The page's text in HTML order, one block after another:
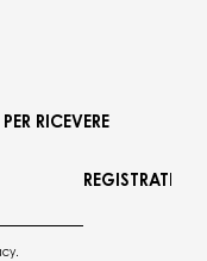
RICEVERE
REGISTRATI